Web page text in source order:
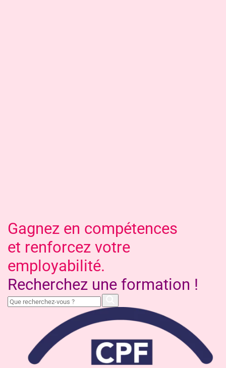
Gagnez en compétences
et renforcez votre
employabilité.
Recherchez une formation !